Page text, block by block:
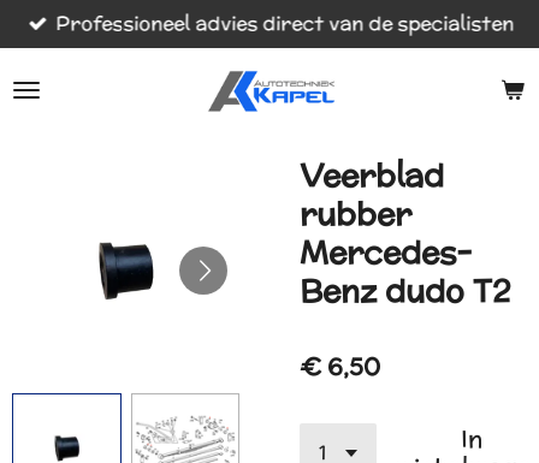
Ga
direct
naar
Professioneel advies direct van de specialisten
Veerblad
rubber
Mercedes-
Benz dudo T2
€ 6,50
In